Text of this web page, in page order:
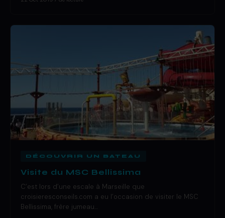
DÉCOUVRIR UN BATEAU
Visite du MSC Bellissima
C’est lors d’une escale à Marseille que
croisieresconseils.com a eu l’occasion de visiter le MSC
Bellissima, frère jumeau…